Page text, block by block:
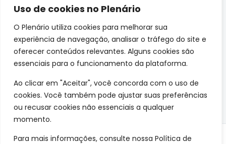
Uso de cookies no Plenário
O Plenário utiliza cookies para melhorar sua
experiência de navegação, analisar o tráfego do site e
oferecer conteúdos relevantes. Alguns cookies são
essenciais para o funcionamento da plataforma.
Ao clicar em "Aceitar", você concorda com o uso de
cookies. Você também pode ajustar suas preferências
ou recusar cookies não essenciais a qualquer
momento.
Para mais informações, consulte nossa Política de
Enviar pauta
Fale conosco
Av. Lauro Sodré, 1259. Olaria – Porto Velho (RO)
CEP: 76801-289
© 2026 O Plenário. Todos os direitos reservados.